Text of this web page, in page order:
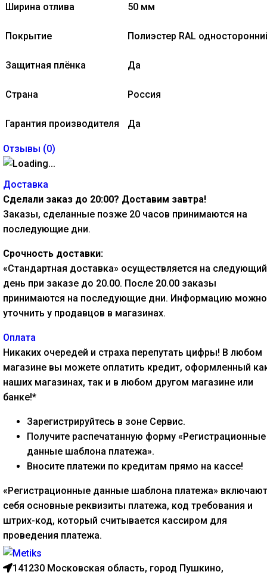
Ширина отлива 50 мм
Покрытие Полиэстер RAL
Защитная плёнка Да
Страна Россия
Гарантия производителя Да
Отзывы (0)
Доставка
Сделали заказ до 20:00? Доставим завтра!
Заказы, сделанные позже 20 часов принимаются на
последующие дни.
Срочность доставки:
«Стандартная доставка» осуществляется на следующий
день при заказе до 20.00. После 20.00 заказы
принимаются на последующие дни. Информацию можно
уточнить у продавцов в магазинах.
Оплата
Никаких очередей и страха перепутать цифры! В любом
магазине вы можете оплатить кредит, оформленный
наших магазинах, так и в любом другом магазине или
банке!*
Зарегистрируйтесь в зоне Сервис.
Получите распечатанную форму «Регистрационные
данные шаблона платежа».
Вносите платежи по кредитам прямо на кассе!
«Регистрационные данные шаблона платежа»
себя основные реквизиты платежа, код требования и
штрих-код, который считывается кассиром для
проведения платежа.
141230 Московская область, город Пушкино,